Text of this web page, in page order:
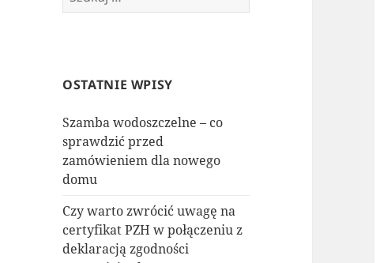
OSTATNIE WPISY
Szamba wodoszczelne – co
sprawdzić przed
zamówieniem dla nowego
domu
Czy warto zwrócić uwagę na
certyfikat PZH w połączeniu z
deklaracją zgodności